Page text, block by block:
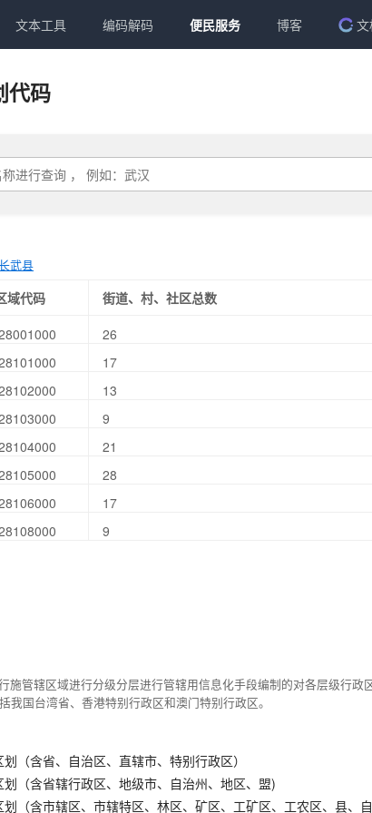
文本工具 编码解码 便民服务 博客 文
代码
武县
域代码
街道、村、社区总数
26
17
13
9
21
28
17
9
施管辖区域进行分级分层进行管辖用信息化手段编制的对各层级行
我国台湾省、香港特别行政区和澳门特别行政区。
（含省、自治区、直辖市、特别行政区）
（含省辖行政区、地级市、自治州、地区、盟)
（含市辖区、市辖特区、林区、矿区、工矿区、工农区、县、